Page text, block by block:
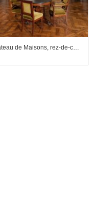
Château de Maisons, rez-de-chaussée, aile droite, appartement du comte d'Artois, salle à manger des officiers ou salle des buffets, ancienne antichambre